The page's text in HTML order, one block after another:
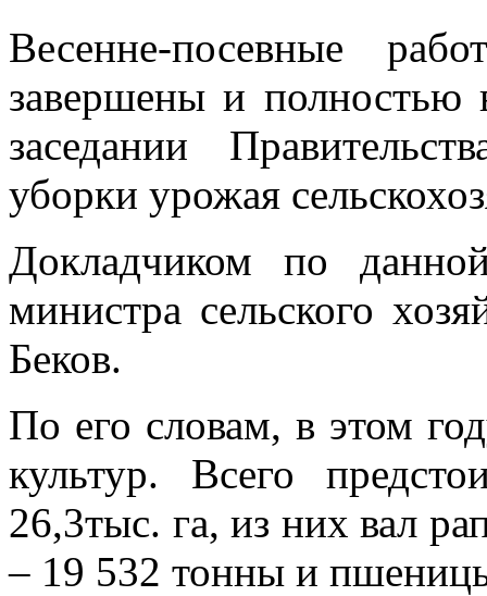
Весенне-посевные
завершены и полностью
заседании
уборки урожая
Докладчиком по
министра сельского
Беков.
По его словам, в этом
культур. Всего
26,3тыс. га, из них вал
– 19 532 тонны и